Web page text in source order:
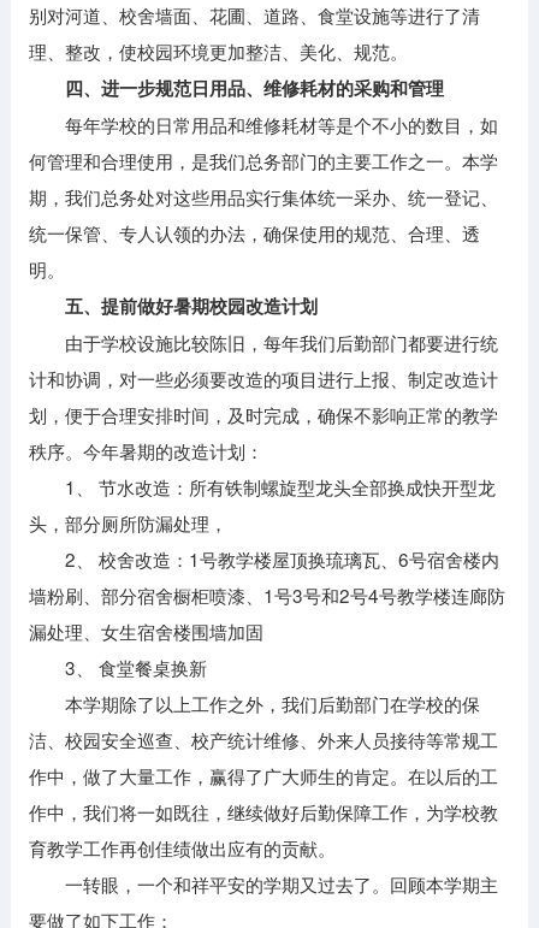
别对河道、校舍墙面、花圃、道路、食堂设施等进行了清
理、整改，使校园环境更加整洁、美化、规范。
四、进一步规范日用品、维修耗材的采购和管理
每年学校的日常用品和维修耗材等是个不小的数目，如
何管理和合理使用，是我们总务部门的主要工作之一。本学
期，我们总务处对这些用品实行集体统一采办、统一登记、
统一保管、专人认领的办法，确保使用的规范、合理、透
明。
五、提前做好暑期校园改造计划
由于学校设施比较陈旧，每年我们后勤部门都要进行统
计和协调，对一些必须要改造的项目进行上报、制定改造计
划，便于合理安排时间，及时完成，确保不影响正常的教学
秩序。今年暑期的改造计划：
1、 节水改造：所有铁制螺旋型龙头全部换成快开型龙
头，部分厕所防漏处理，
2、 校舍改造：1号教学楼屋顶换琉璃瓦、6号宿舍楼内
墙粉刷、部分宿舍橱柜喷漆、1号3号和2号4号教学楼连廊防
漏处理、女生宿舍楼围墙加固
3、 食堂餐桌换新
本学期除了以上工作之外，我们后勤部门在学校的保
洁、校园安全巡查、校产统计维修、外来人员接待等常规工
作中，做了大量工作，赢得了广大师生的肯定。在以后的工
作中，我们将一如既往，继续做好后勤保障工作，为学校教
育教学工作再创佳绩做出应有的贡献。
一转眼，一个和祥平安的学期又过去了。回顾本学期主
要做了如下工作：